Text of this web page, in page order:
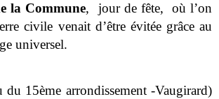
la Commune, jour de fête, où l’on
civile venait d’être évitée grâce au
universel.
du 15ème arrondissement -Vaugirard)